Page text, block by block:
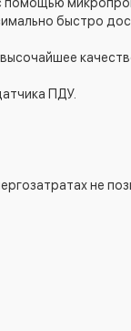
быстро
ПДУ.
не